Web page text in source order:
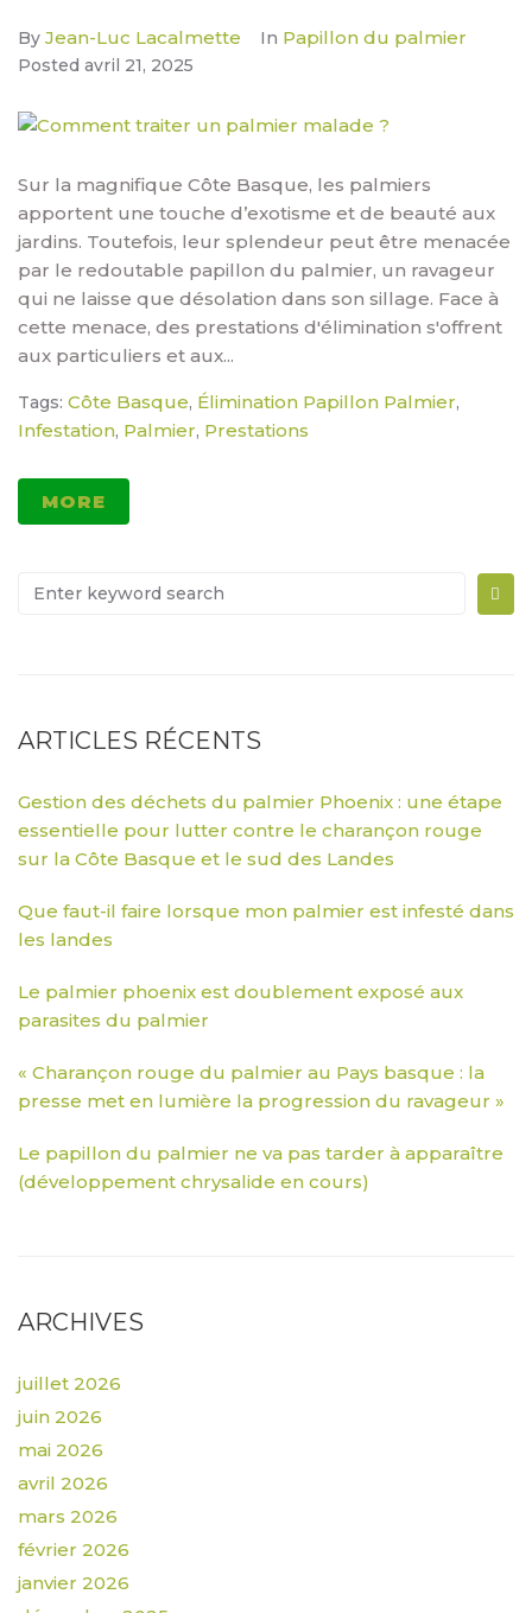
By Jean-Luc Lacalmette In Papillon du palmier
Posted avril 21, 2025
Sur la magnifique Côte Basque, les palmiers
apportent une touche d’exotisme et de beauté aux
jardins. Toutefois, leur splendeur peut être menacée
par le redoutable papillon du palmier, un ravageur
qui ne laisse que désolation dans son sillage. Face à
cette menace, des prestations d'élimination s'offrent
aux particuliers et aux...
Tags: Côte Basque, Élimination Papillon Palmier,
Infestation, Palmier, Prestations
MORE
ARTICLES RÉCENTS
Gestion des déchets du palmier Phoenix : une étape
essentielle pour lutter contre le charançon rouge
sur la Côte Basque et le sud des Landes
Que faut-il faire lorsque mon palmier est infesté dans
les landes
Le palmier phoenix est doublement exposé aux
parasites du palmier
« Charançon rouge du palmier au Pays basque : la
presse met en lumière la progression du ravageur »
Le papillon du palmier ne va pas tarder à apparaître
(développement chrysalide en cours)
ARCHIVES
juillet 2026
juin 2026
mai 2026
avril 2026
mars 2026
février 2026
janvier 2026